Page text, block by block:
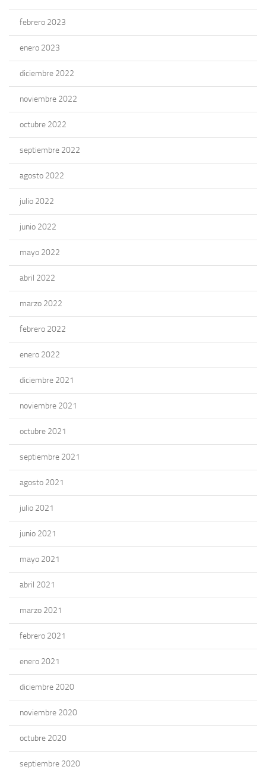
febrero 2023
enero 2023
diciembre 2022
noviembre 2022
octubre 2022
septiembre 2022
agosto 2022
julio 2022
junio 2022
mayo 2022
abril 2022
marzo 2022
febrero 2022
enero 2022
diciembre 2021
noviembre 2021
octubre 2021
septiembre 2021
agosto 2021
julio 2021
junio 2021
mayo 2021
abril 2021
marzo 2021
febrero 2021
enero 2021
diciembre 2020
noviembre 2020
octubre 2020
septiembre 2020